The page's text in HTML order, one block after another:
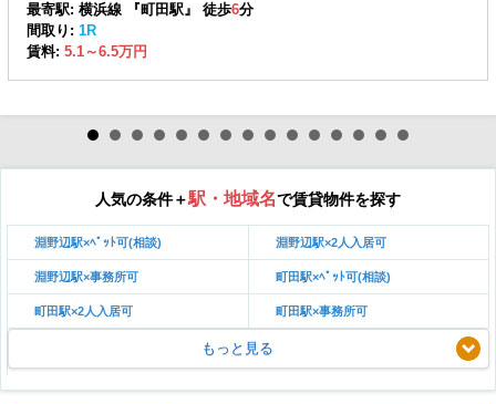
最寄駅: 横浜線 『町田駅』 徒歩6分
間取り: 1R
賃料: 5.1～6.5万円
人気の条件＋駅・地域名で賃貸物件を探す
淵野辺駅×ﾍﾟｯﾄ可(相談) 淵野辺駅×2人入居可
淵野辺駅×事務所可 町田駅×ﾍﾟｯﾄ可(相談)
町田駅×2人入居可 町田駅×事務所可
もっと見る